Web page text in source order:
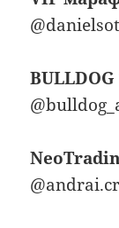
BULLDOG